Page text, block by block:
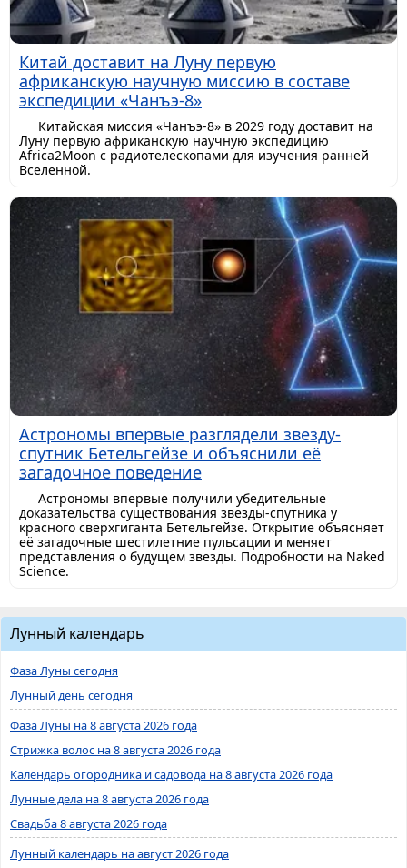
Китай доставит на Луну первую
африканскую научную миссию в составе
экспедиции «Чанъэ-8»
Китайская миссия «Чанъэ-8» в 2029 году доставит на
Луну первую африканскую научную экспедицию
Africa2Moon с радиотелескопами для изучения ранней
Вселенной.
Астрономы впервые разглядели звезду-
спутник Бетельгейзе и объяснили её
загадочное поведение
Астрономы впервые получили убедительные
доказательства существования звезды-спутника у
красного сверхгиганта Бетельгейзе. Открытие объясняет
её загадочные шестилетние пульсации и меняет
представления о будущем звезды. Подробности на Naked
Science.
Лунный календарь
Фаза Луны сегодня
Лунный день сегодня
Фаза Луны на 8 августа 2026 года
Стрижка волос на 8 августа 2026 года
Календарь огородника и садовода на 8 августа 2026 года
Лунные дела на 8 августа 2026 года
Свадьба 8 августа 2026 года
Лунный календарь на август 2026 года